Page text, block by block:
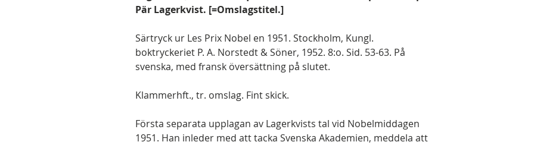
Pär Lagerkvist. [=Omslagstitel.]
Särtryck ur Les Prix Nobel en 1951. Stockholm, Kungl.
boktryckeriet P. A. Norstedt & Söner, 1952. 8:o. Sid. 53-63. På
svenska, med fransk översättning på slutet.
Klammerhft., tr. omslag. Fint skick.
Första separata upplagan av Lagerkvists tal vid Nobelmiddagen
1951. Han inleder med att tacka Svenska Akademien, meddela att